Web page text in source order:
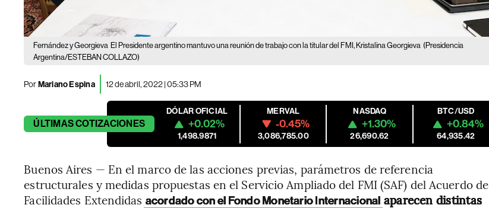
Fernández y Georgieva El Presidente argentino mantuvo una reunión de trabajo con la titular del FMI, Kristalina Georgieva (Presidencia
Argentina/ESTEBAN COLLAZO)
PorMariano Espina 12 de abril, 2022 | 05:33 PM
ÚLTIMASCOTIZACIONES
DÓLAR OFICIAL
+0.02%
1,498.9871
MERVAL
-0.45%
3,086,785.00
NASDAQ
+1.30%
26,690.62
BTC/USD
+0.84%
64,935.42
Buenos Aires — En el marco de las acciones previas, parámetros de referencia
estructurales y medidas propuestas en el Servicio Ampliado del FMI (SAF) del Acuerdo de
Facilidades Extendidas acordado con el Fondo Monetario Internacional aparecen distintas